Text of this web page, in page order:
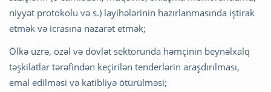
niyyət protokolu və s.) layihələrinin hazırlanmasında iştirak
etmək və icrasına nəzarət etmək;
Ölkə üzrə, özəl və dövlət sektorunda həmçinin beynəlxalq
təşkilatlar tərəfindən keçirilən tenderlərin araşdırılması,
emal edilməsi və katibliyə ötürülməsi;